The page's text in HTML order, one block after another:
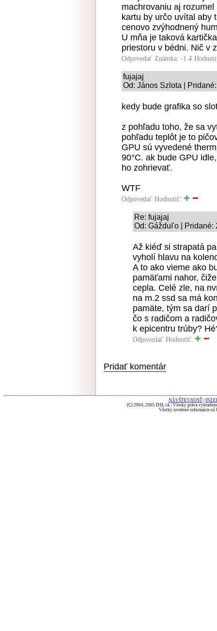
machrovaniu aj
kartu by určo uvítal aby
cenovo zvýhodnený
U mňa je taková
priestoru v bédni. Nič v
Odpovedať Známka: -1.4
fujajaj
Od: János Szlota |
kedy bude grafika so
z pohľadu toho, že sa
pohľadu teplôt je to
GPU sú vyvedené
90°C. ak bude GPU
ho zohrievať.
WTF
Odpovedať Hodnotiť:
Re: fujajaj
Od: GážduI'o | Pridané:
Až kiéď si strapatá
vyholí hlavu na
A to ako vieme ako
pamäťami nahor,
cepla. Celé zle, na
na m.2 ssd sa má
pamäte, tým sa darí
čo s radičom a
k epicentru trúby?
Odpovedať Hodnotiť:
Pridať komentár
NÁVŠTEVNOSŤ
(C) 2004, 2005 DSL.sk | Všetky práva
Všetky uvedené informácie sú